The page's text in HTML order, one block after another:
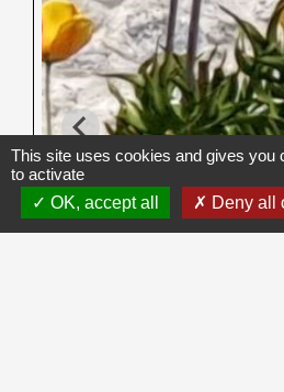
This site uses cookies and gives you
to activate
OK, accept all
Deny all